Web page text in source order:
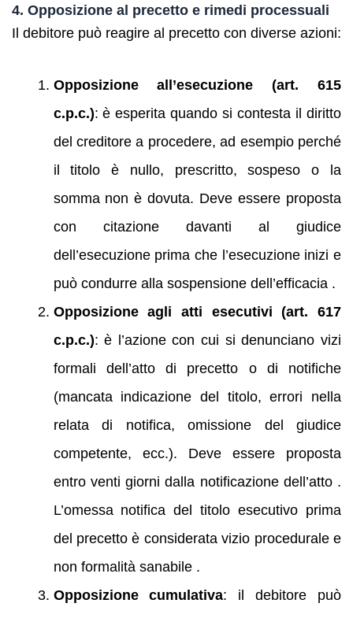
4. Opposizione al precetto e rimedi processuali
Il debitore può reagire al precetto con diverse azioni:
Opposizione all’esecuzione (art. 615
c.p.c.): è esperita quando si contesta il diritto
del creditore a procedere, ad esempio perché
il titolo è nullo, prescritto, sospeso o la
somma non è dovuta. Deve essere proposta
con citazione davanti al giudice
dell’esecuzione prima che l’esecuzione inizi e
può condurre alla sospensione dell’efficacia .
Opposizione agli atti esecutivi (art. 617
c.p.c.): è l’azione con cui si denunciano vizi
formali dell’atto di precetto o di notifiche
(mancata indicazione del titolo, errori nella
relata di notifica, omissione del giudice
competente, ecc.). Deve essere proposta
entro venti giorni dalla notificazione dell’atto .
L’omessa notifica del titolo esecutivo prima
del precetto è considerata vizio procedurale e
non formalità sanabile .
Opposizione cumulativa: il debitore può